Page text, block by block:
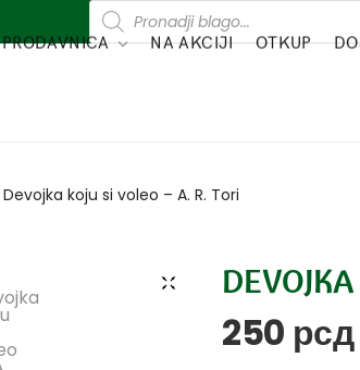
PRODAVNICA NA AKCIJI OTKUP
Devojka koju si voleo – A. R. Tori
250 рсд